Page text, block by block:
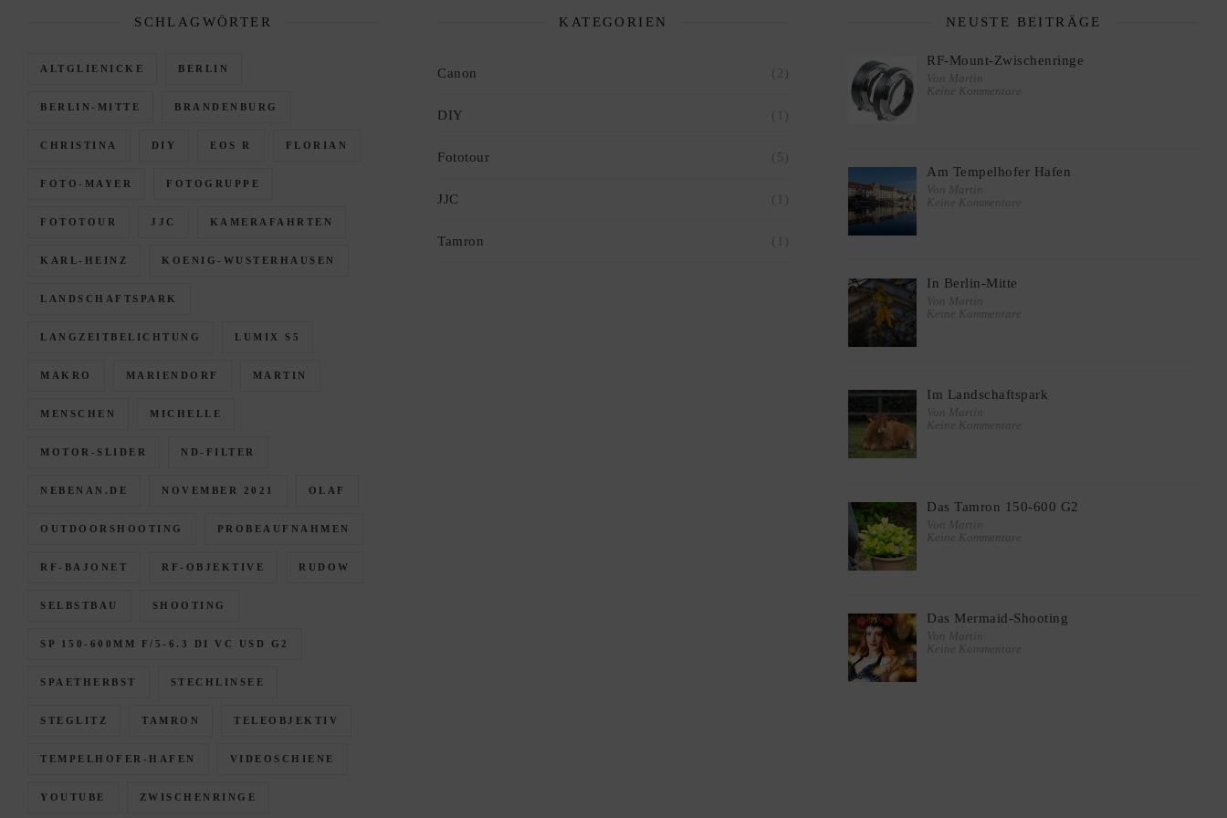
SCHLAGWÖRTER
ALTGLIENICKE BERLIN
BERLIN-MITTE BRANDENBURG
CHRISTINA DIY EOS R FLORIAN
FOTO-MAYER FOTOGRUPPE
FOTOTOUR JJC KAMERAFAHRTEN
KARL-HEINZ KOENIG-WUSTERHAUSEN
LANDSCHAFTSPARK
LANGZEITBELICHTUNG LUMIX S5
MAKRO MARIENDORF MARTIN
MENSCHEN MICHELLE
MOTOR-SLIDER ND-FILTER
NEBENAN.DE NOVEMBER 2021 OLAF
OUTDOORSHOOTING PROBEAUFNAHMEN
RF-BAJONET RF-OBJEKTIVE RUDOW
SELBSTBAU SHOOTING
SP 150-600MM F/5-6.3 DI VC USD G2
SPAETHERBST STECHLINSEE
STEGLITZ TAMRON TELEOBJEKTIV
TEMPELHOFER-HAFEN VIDEOSCHIENE
YOUTUBE ZWISCHENRINGE
KATEGORIEN
Canon (2)
DIY (1)
Fototour (5)
JJC (1)
Tamron (1)
NEUSTE BEITRÄGE
RF-Mount-Zwischenringe
Von Martin
Keine Kommentare
Am Tempelhofer Hafen
Von Martin
Keine Kommentare
In Berlin-Mitte
Von Martin
Keine Kommentare
Im Landschaftspark
Von Martin
Keine Kommentare
Das Tamron 150-600 G2
Von Martin
Keine Kommentare
Das Mermaid-Shooting
Von Martin
Keine Kommentare